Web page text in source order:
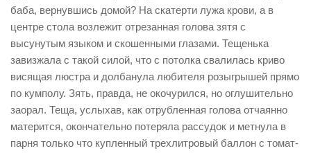
баба, вернувшись домой? На скатерти лужа крови, а в
центре стола возлежит отрезанная голова зятя с
высунутым языком и скошенными глазами. Тещенька
завизжала с такой силой, что с потолка свалилась криво
висящая люстра и долбанула любителя розыгрышей прямо
по кумполу. Зять, правда, не окочурился, но оглушительно
заорал. Теща, услыхав, как отрубленная голова отчаянно
матерится, окончательно потеряла рассудок и метнула в
парня только что купленный трехлитровый баллон с томат-